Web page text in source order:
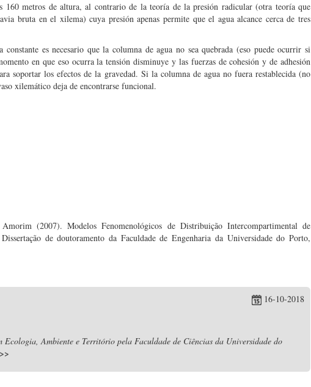
160 metros de altura, al contrario de la teoría de la presión radicular (otra teoría que
bruta en el xilema) cuya presión apenas permite que el agua alcance cerca de tres
constante es necesario que la columna de agua no sea quebrada (eso puede ocurrir si
en que eso ocurra la tensión disminuye y las fuerzas de cohesión y de adhesión
soportar los efectos de la gravedad. Si la columna de agua no fuera restablecida (no
xilemático deja de encontrarse funcional.
(2007). Modelos Fenomenológicos de Distribuição Intercompartimental de
de doutoramento da Faculdade de Engenharia da Universidade do Porto,
16-10-2018
Ecologia, Ambiente e Território pela Faculdade de Ciências da Universidade do